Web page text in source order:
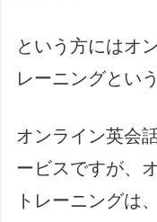
という方にはオ
レーニングとい
オンライン英会
ービスですが、
トレーニングは